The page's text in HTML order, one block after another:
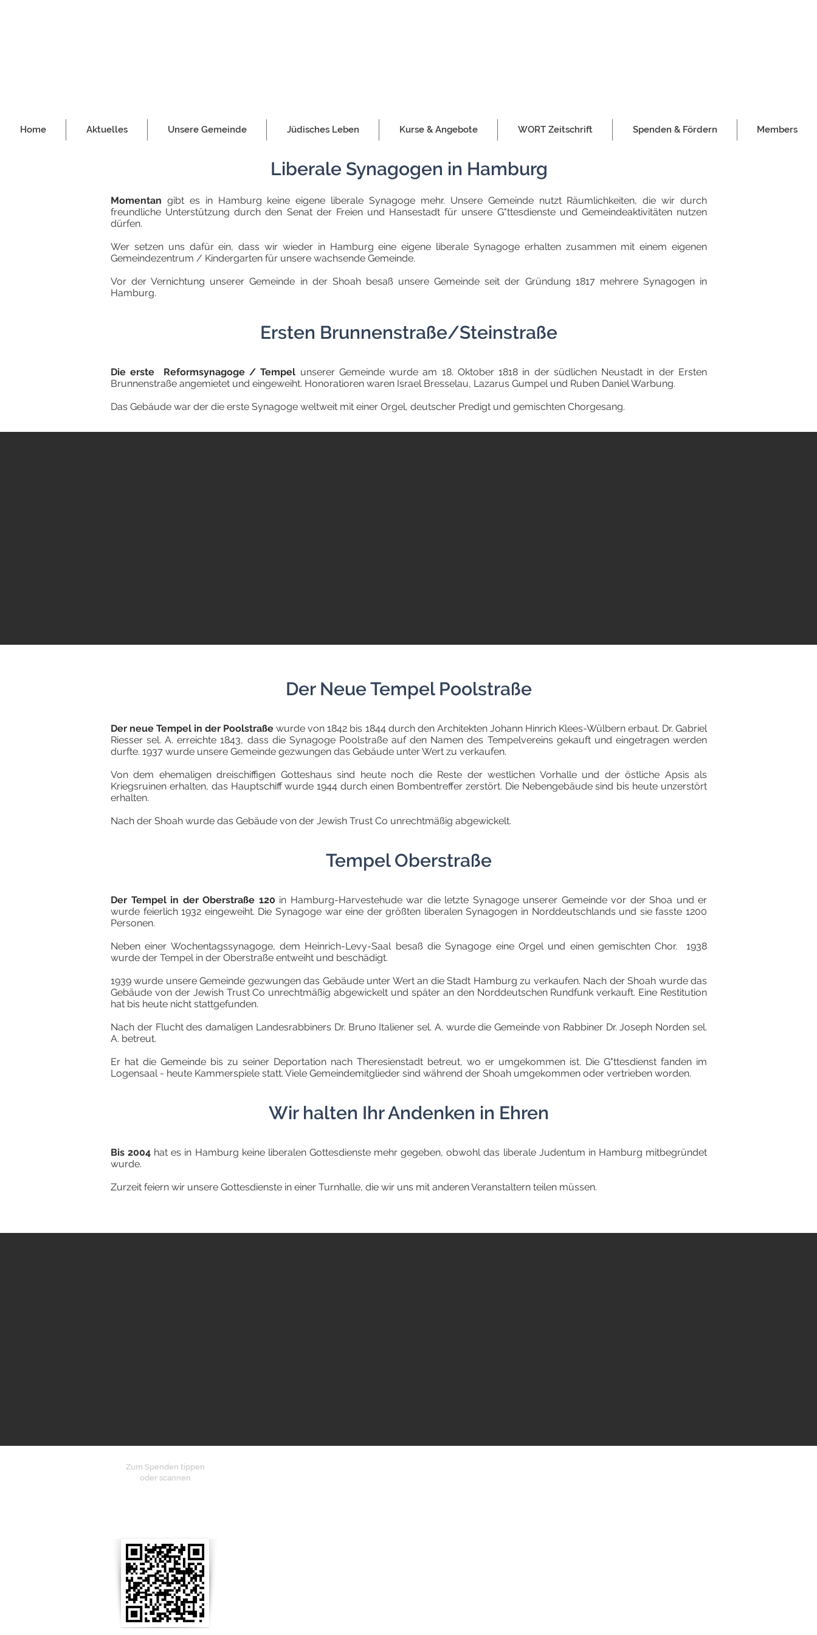
Home Aktuelles Unsere Gemeinde Jüdisches Leben Kurse & Angebote WORT Zeitschrift Spenden & Fördern Members
Liberale Synagogen in Hamburg
Momentan gibt es in Hamburg keine eigene liberale Synagoge mehr. Unsere Gemeinde nutzt Räumlichkeiten, die wir durch
freundliche Unterstützung durch den Senat der Freien und Hansestadt für unsere G"ttesdienste und Gemeindeaktivitäten nutzen
dürfen.
Wer setzen uns dafür ein, dass wir wieder in Hamburg eine eigene liberale Synagoge erhalten zusammen mit einem eigenen
Gemeindezentrum / Kindergarten für unsere wachsende Gemeinde.
Vor der Vernichtung unserer Gemeinde in der Shoah besaß unsere Gemeinde seit der Gründung 1817 mehrere Synagogen in
Hamburg.
Ersten Brunnenstraße/Steinstraße
Die erste Reformsynagoge / Tempel unserer Gemeinde wurde am 18. Oktober 1818 in der südlichen Neustadt in der Ersten
Brunnenstraße angemietet und eingeweiht. Honoratioren waren Israel Bresselau, Lazarus Gumpel und Ruben Daniel Warbung.
Das Gebäude war der die erste Synagoge weltweit mit einer Orgel, deutscher Predigt und gemischten Chorgesang.
Der Neue Tempel Poolstraße
Der neue Tempel in der Poolstraße wurde von 1842 bis 1844 durch den Architekten Johann Hinrich Klees-Wülbern erbaut. Dr. Gabriel
Riesser sel. A. erreichte 1843, dass die Synagoge Poolstraße auf den Namen des Tempelvereins gekauft und eingetragen werden
durfte. 1937 wurde unsere Gemeinde gezwungen das Gebäude unter Wert zu verkaufen.
Von dem ehemaligen dreischiffigen Gotteshaus sind heute noch die Reste der westlichen Vorhalle und der östliche Apsis als
Kriegsruinen erhalten, das Hauptschiff wurde 1944 durch einen Bombentreffer zerstört. Die Nebengebäude sind bis heute unzerstört
erhalten.
Nach der Shoah wurde das Gebäude von der Jewish Trust Co unrechtmäßig abgewickelt.
Tempel Oberstraße
Der Tempel in der Oberstraße 120 in Hamburg-Harvestehude war die letzte Synagoge unserer Gemeinde vor der Shoa und er
wurde feierlich 1932 eingeweiht. Die Synagoge war eine der größten liberalen Synagogen in Norddeutschlands und sie fasste 1200
Personen.
Neben einer Wochentagssynagoge, dem Heinrich-Levy-Saal besaß die Synagoge eine Orgel und einen gemischten Chor. 1938
wurde der Tempel in der Oberstraße entweiht und beschädigt.
1939 wurde unsere Gemeinde gezwungen das Gebäude unter Wert an die Stadt Hamburg zu verkaufen. Nach der Shoah wurde das
Gebäude von der Jewish Trust Co unrechtmäßig abgewickelt und später an den Norddeutschen Rundfunk verkauft. Eine Restitution
hat bis heute nicht stattgefunden.
Nach der Flucht des damaligen Landesrabbiners Dr. Bruno Italiener sel. A. wurde die Gemeinde von Rabbiner Dr. Joseph Norden sel.
A. betreut.
Er hat die Gemeinde bis zu seiner Deportation nach Theresienstadt betreut, wo er umgekommen ist. Die G"ttesdienst fanden im
Logensaal - heute Kammerspiele statt. Viele Gemeindemitglieder sind während der Shoah umgekommen oder vertrieben worden.
Wir halten Ihr Andenken in Ehren
Bis 2004 hat es in Hamburg keine liberalen Gottesdienste mehr gegeben, obwohl das liberale Judentum in Hamburg mitbegründet
wurde.
Zurzeit feiern wir unsere Gottesdienste in einer Turnhalle, die wir uns mit anderen Veranstaltern teilen müssen.​​
Zum Spenden tippen
oder scannen